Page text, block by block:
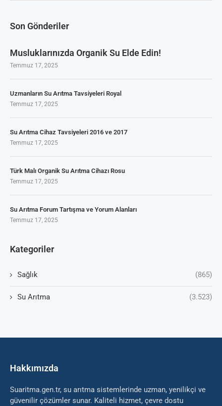
Son Gönderiler
Musluklarınızda Organik Su Elde Edin!
Temmuz 17, 2025
Uzmanların Su Arıtma Tavsiyeleri Royal
Temmuz 17, 2025
Su Arıtma Cihaz Tavsiyeleri 2016 ve 2017
Temmuz 17, 2025
Türk Malı Organik Su Arıtma Cihazı Rosu
Temmuz 17, 2025
Su Arıtma Forum Tartışma ve Yorum Alanları
Temmuz 17, 2025
Kategoriler
Sağlık (865)
Su Arıtma (3.523)
Hakkımızda
Suaritma.gen.tr, su arıtma sistemlerinde uzman, yenilikçi ve
güvenilir çözümler sunar. Kaliteli hizmet, çevre dostu